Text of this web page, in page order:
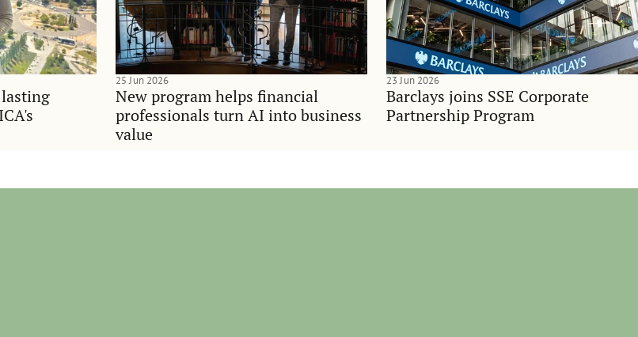
New program helps financial
professionals turn AI into business
value
25 Jun 2026
Barclays joins SSE Corporate
Partnership Program
23 Jun 2026